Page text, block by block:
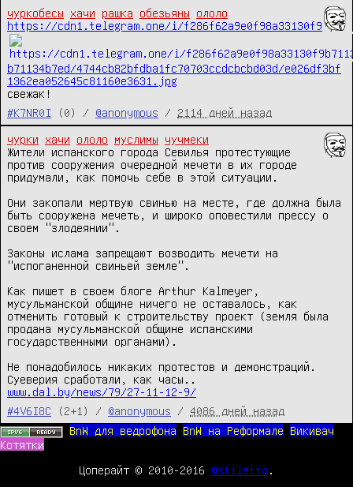
чуркобесы хачи рашка обезьяны
ололо
https://cdn1.telegram.one/i/f286f62a9e0f98a33130f9
b71134b7ed/4744cb82bfdba1fc70703ccdcbcbd03d/e026df3bf
1362ea052645c81160e3631.jpg
свежак!
#K7NR0I
(0) / @anonymous / 2114 дней назад
чурки хачи ололо муслимы
чучмеки
Жители испанского города Севилья протестующие
против сооружения очередной мечети в их городе
придумали, как помочь себе в этой ситуации.
Они закопали мертвую свинью на месте, где должна была
быть сооружена мечеть, и широко оповестили прессу о
своем "злодеянии".
Законы ислама запрещают возводить мечети на
"испоганенной свиньей земле".
Как пишет в своем блоге Arthur Kalmeyer,
мусульманской общине ничего не оставалось, как
отменить готовый к строительству проект (земля была
продана мусульманской общине испанскими
государственными органами).
Не понадобилось никаких протестов и демонстраций.
www.dal.by/news/79/27-11-12-9/
#4V6I8C
(2+1) / @anonymous / 4086 дней назад
BnW для ведрофона
BnW на Реформале
Викивач
Котятки
Цоперайт © 2010-2016 @stiletto